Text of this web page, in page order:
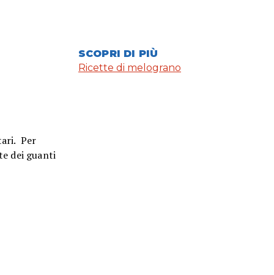
Per
dei guanti
SCOPRI DI PIÙ
Ricette di melograno